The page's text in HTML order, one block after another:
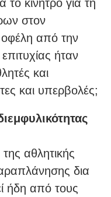
κίνητρο για τη
στον
από την
ήταν
και
και υπερβολές;
αθλητικής
δια
ήδη από τους